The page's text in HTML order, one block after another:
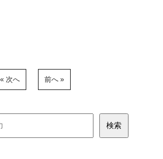
« 次へ 前へ »